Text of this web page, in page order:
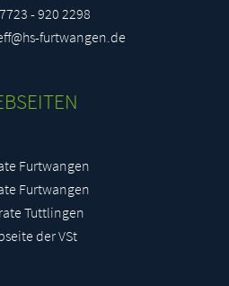
- 920 2298
furtwangen.de
Furtwangen
Furtwangen
Tuttlingen
der VSt